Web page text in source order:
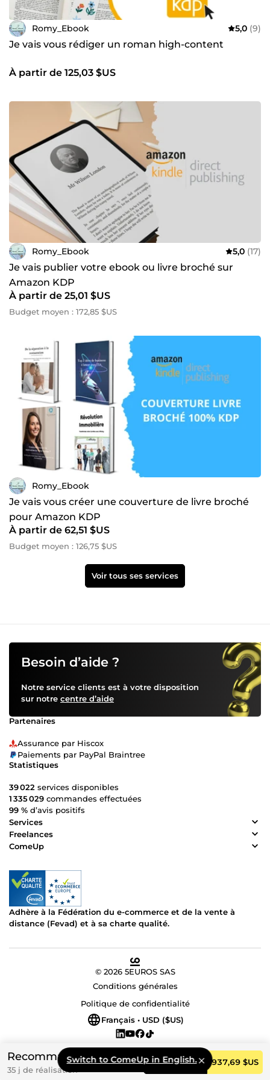
Recommandé
35 j de réalisation
Commander 937,69 $US
Romy_Ebook 5,0 (9)
Je vais vous rédiger un roman high-content
À partir de 125,03 $US
Romy_Ebook 5,0 (17)
Je vais publier votre ebook ou livre broché sur
Amazon KDP
À partir de 25,01 $US
Budget moyen : 172,85 $US
Romy_Ebook
Je vais vous créer une couverture de livre broché
pour Amazon KDP
À partir de 62,51 $US
Budget moyen : 126,75 $US
Voir tous ses services
Switch to ComeUp in English.
Besoin d’aide ?
Notre service clients est à votre disposition
sur notre centre d’aide
Partenaires
Assurance par Hiscox
Paiements par PayPal Braintree
Statistiques
39 022 services disponibles
1 335 029 commandes effectuées
99 % d’avis positifs
Services
Freelances
ComeUp
Adhère à la Fédération du e-commerce et de la vente à
distance (Fevad) et à sa charte qualité.
© 2026 5EUROS SAS
Conditions générales
Politique de confidentialité
Français • USD ($US)